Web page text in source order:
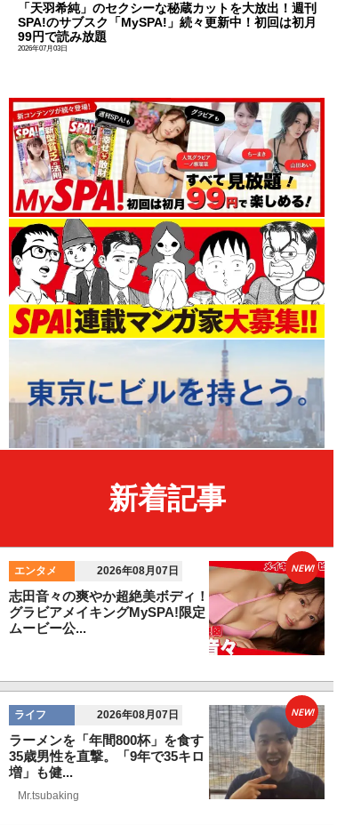
「天羽希純」のセクシーな秘蔵カットを大放出！週刊
SPA!のサブスク「MySPA!」続々更新中！初回は初月
99円で読み放題
2026年07月03日
新着記事
エンタメ 2026年08月07日
志田音々の爽やか超絶美ボディ！
グラビアメイキングMySPA!限定
ムービー公...
NEW!
ライフ 2026年08月07日
ラーメンを「年間800杯」を食す
35歳男性を直撃。「9年で35キロ
増」も健...
Mr.tsubaking
NEW!